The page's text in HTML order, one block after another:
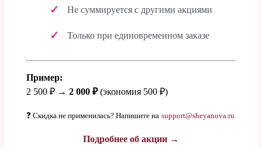
Не суммируется с другими акциями
Только при единовременном заказе
Пример:
2 500 ₽ → 2 000 ₽(экономия 500 ₽)
❓ Скидка не применилась? Напишите на support@sheyanova.ru
Подробнее об акции →